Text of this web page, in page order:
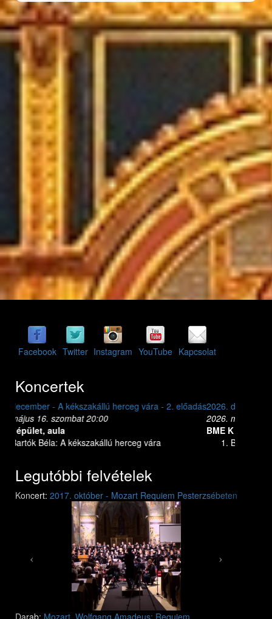
Facebook Twitter Instagram YouTube Kapcsolat
Koncertek
2026. december - A kékszakállú herceg vára - 1. előadás
2026. május 15. péntek 20:00
BME K épület, aula
Bartók Béla: A kékszakállú herceg vára
Legutóbbi felvételek
Koncert: 2017. október - Mozart Requiem Pesterzsébeten
Mozart: Requiem
Mozart: Requiem
Darab: Mozart, Wolfgang Amadeus: Requiem
Previous Next